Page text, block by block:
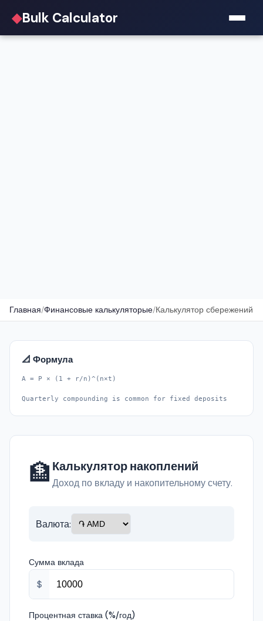
◆Bulk Calculator
Главная/Финансовые калькуляторые/Калькулятор сбережений
🏦 Калькулятор накоплений
Доход по вкладу и накопительному счету.
Валюта:
Сумма вклада
$
Процентная ставка (%/год)
📐 Формула
A = P × (1 + r/n)^(n×t)
Quarterly compounding is common for fixed deposits